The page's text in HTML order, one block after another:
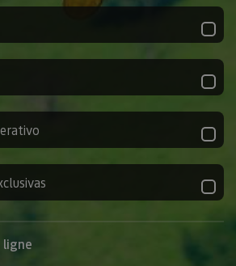
ligne